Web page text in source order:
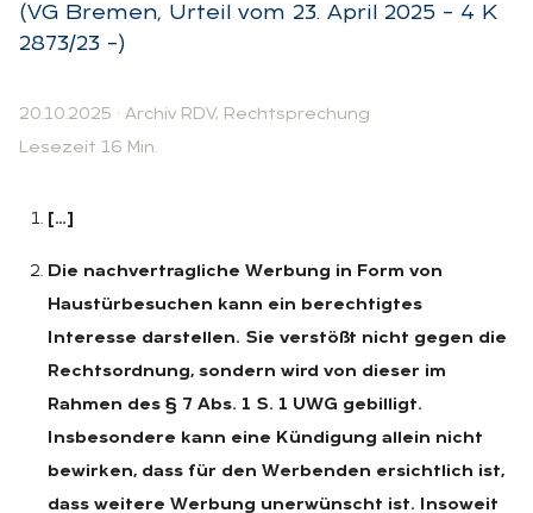
(VG Bremen, Urteil vom 23. April 2025 – 4 K
2873/23 –)
20.10.2025 · Archiv RDV, Rechtsprechung
Lesezeit 16 Min.
[…]
Die nachvertragliche Werbung in Form von
Haustürbesuchen kann ein berechtigtes
Interesse darstellen. Sie verstößt nicht gegen die
Rechtsordnung, sondern wird von dieser im
Rahmen des § 7 Abs. 1 S. 1 UWG gebilligt.
Insbesondere kann eine Kündigung allein nicht
bewirken, dass für den Werbenden ersichtlich ist,
dass weitere Werbung unerwünscht ist. Insoweit